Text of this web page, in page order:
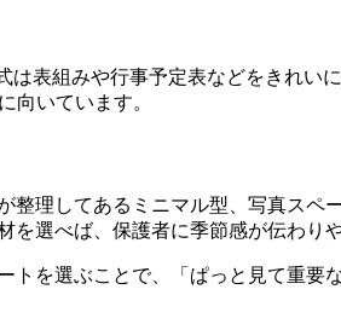
表組みや行事予定表などをきれい
向いています。
理してあるミニマル型、写真スペ
選べば、保護者に季節感が伝わり
を選ぶことで、「ぱっと見て重要